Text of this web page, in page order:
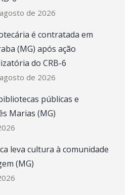
de 2026
é contratada em
(MG) após ação
do CRB-6
de 2026
públicas e
Marias (MG)
leva cultura à comunidade
(MG)